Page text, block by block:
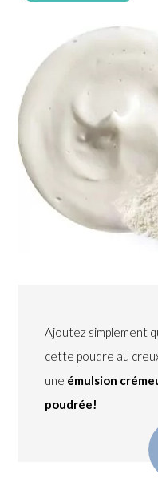
Ajoutez simplement
cette poudre au
une émulsion
poudrée!